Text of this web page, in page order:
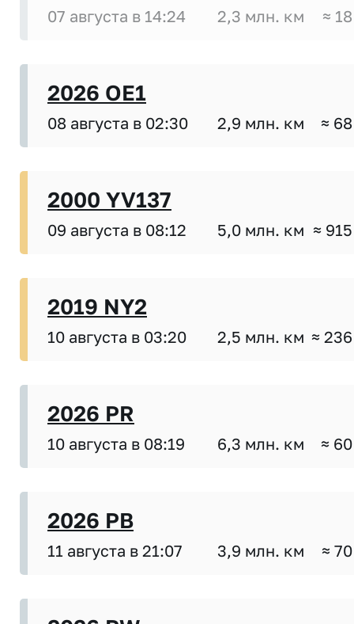
07 августа в 14:24 2,3 млн. км ≈
2026 OE1
08 августа в 02:30 2,9 млн. км ≈
2000 YV137
09 августа в 08:12 5,0 млн. км ≈
2019 NY2
10 августа в 03:20 2,5 млн. км ≈
2026 PR
10 августа в 08:19 6,3 млн. км ≈
2026 PB
11 августа в 21:07 3,9 млн. км ≈